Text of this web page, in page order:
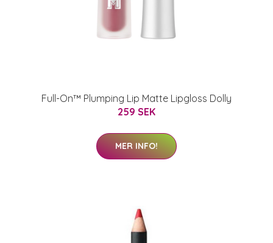
Full-On™ Plumping Lip Matte Lipgloss Dolly
259 SEK
MER INFO!